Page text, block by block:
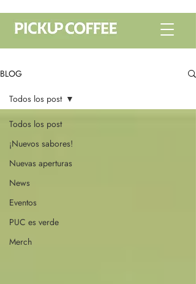
BLOG
Todos los post
¡Nuevos sabores!
Nuevas aperturas
News
Eventos
PUC es verde
Merch
Todos los post